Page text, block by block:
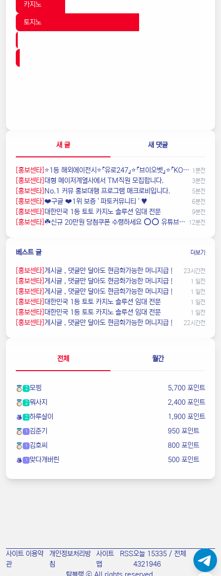
카지노
토지노
새 글 새 댓글
[홍보센타] ⭐️1등 해외에이전시⭐️『유로247』⭐️『브이오벳』⭐️『KOBET』⭐️『ONECONNECT』⭐️ l2mx 1분전
[홍보센타] ️️대형 메이저계열사에서 TM직원 모집합니다. 3분전
[홍보센타] ️️No.1 커뮤 홍보대행 프️로그램 매크로비입니다. 5분전
[홍보센타] ❤️️구글 ❤️1위 보증 ' 파토커뮤니티 ' ♥️ 6분전
[홍보센타] ️대한민국️ 1등 토토 카지노 솔루션 임대 전문 9분전
[홍보센타] ☘️️신규 20만원 당첨쿠폰 수령하세요 ⭕️⭕️ 유튜브검색 > 수아영상방☘️ 12분전
베스트 글 더보기
[홍보센타] ️️게시글 , 댓글만 달아도 현금화가능한 머니지급 ! 23시간전
[홍보센타] ️️게시글 , 댓글만 달아도 현금화가능한 머니지급 ! 1 일전
[홍보센타] ️️게시글 , 댓글만 달아도 현금화가능한 머니지급 ! 1 일전
[홍보센타] ️대한민국️ 1등 토토 카지노 솔루션 임대 전문 1 일전
[홍보센타] ️대한민국️ 1등 토토 카지노 솔루션 임대 전문 1 일전
[홍보센타] ️️게시글 , 댓글만 달아도 현금화가능한 머니지급 ! 22시간전
전체 월간
2 모찡 5,700 포인트
2 뭐사지 2,400 포인트
2 하루살이 1,900 포인트
1 김준기 950 포인트
1 김호씨 800 포인트
1 맞다개버린 500 포인트
사이트 이용약
관
개인정보처리방
침
사이트
맵
RSS오늘 15335 / 전체
4321946